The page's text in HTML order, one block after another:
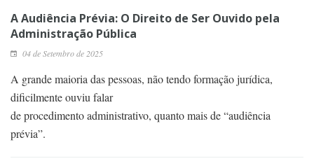
A Audiência Prévia: O Direito de Ser Ouvido pela
Administração Pública
04 de Setembro de 2025
A grande maioria das pessoas, não tendo formação jurídica,
dificilmente ouviu falar
de procedimento administrativo, quanto mais de “audiência
prévia”.